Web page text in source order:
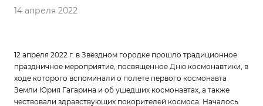
14 апреля 2022
12 апреля 2022 г. в Звёздном городке прошло традиционное
праздничное мероприятие, посвященное Дню космонавтики, в
ходе которого вспоминали о полете первого космонавта
Земли Юрия Гагарина и об ушедших космонавтах, а также
чествовали здравствующих покорителей космоса. Началось